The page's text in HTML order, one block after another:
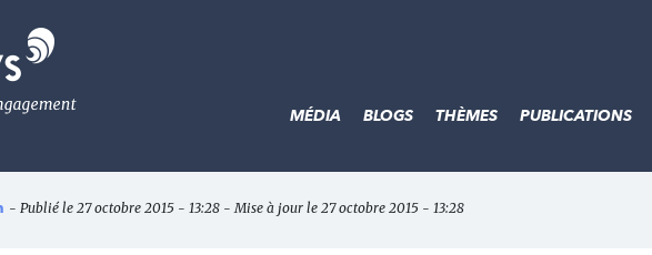
MÉDIA BLOGS THÈMES PUBLICATIONS
- Publié le 27 octobre 2015 - 13:28 - Mise à jour le 27 octobre 2015 - 13:28